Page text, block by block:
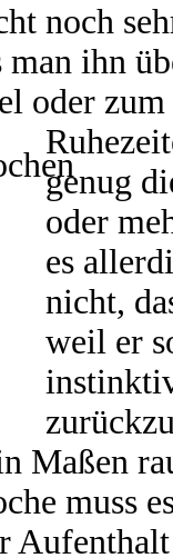
noch
man ihn
oder
genug
oder
es
nicht,
weil er
Maßen
muss